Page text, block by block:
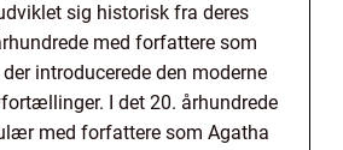
sig historisk fra deres
med forfattere som
introducerede den moderne
I det 20. århundrede
med forfattere som Agatha